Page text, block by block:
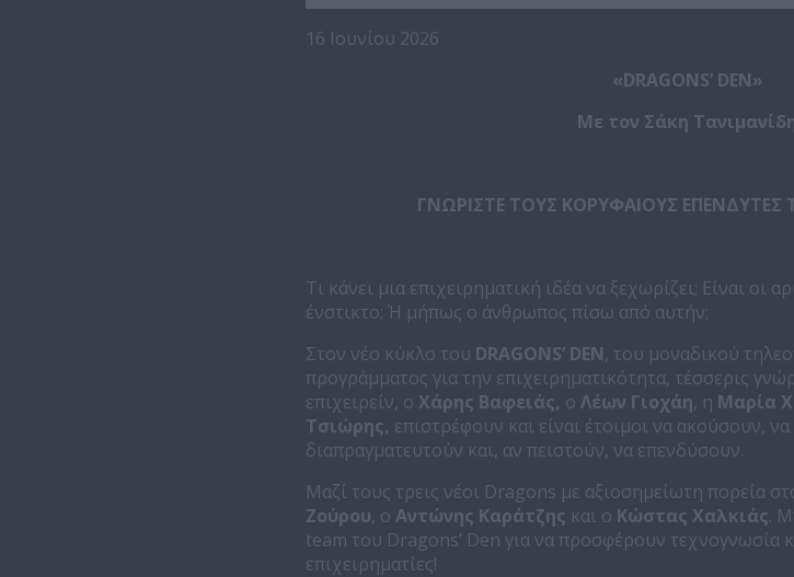
16 Ιουνίου 2026
«DRAGONS’ DEN»
Με τον Σάκη
ΓΝΩΡΙΣΤΕ ΤΟΥΣ ΚΟΡΥΦΑΙΟΥΣ ΕΠΕΝΔΥΤΕΣ
Τι κάνει μια επιχειρηματική ιδέα να ξεχωρίζει; Είναι οι
ένστικτο; Ή μήπως ο άνθρωπος πίσω από αυτήν;
Στον νέο κύκλο του DRAGONS’ DEN, του μοναδικού
προγράμματος για την επιχειρηματικότητα, τέσσερις
επιχειρείν, ο Χάρης Βαφειάς, οΛέων Γιοχάη, η Μαρία
Τσιώρης, επιστρέφουν και είναι έτοιμοι να ακούσουν,
διαπραγματευτούν και, αν πειστούν, να επενδύσουν.
Μαζί τους τρεις νέοι Dragons με αξιοσημείωτη πορεία
Ζούρου, οΑντώνης Καράτζης και ο Κώστας Χαλκιάς.
team του Dragons’ Den για να προσφέρουν τεχνογνωσία
επιχειρηματίες!